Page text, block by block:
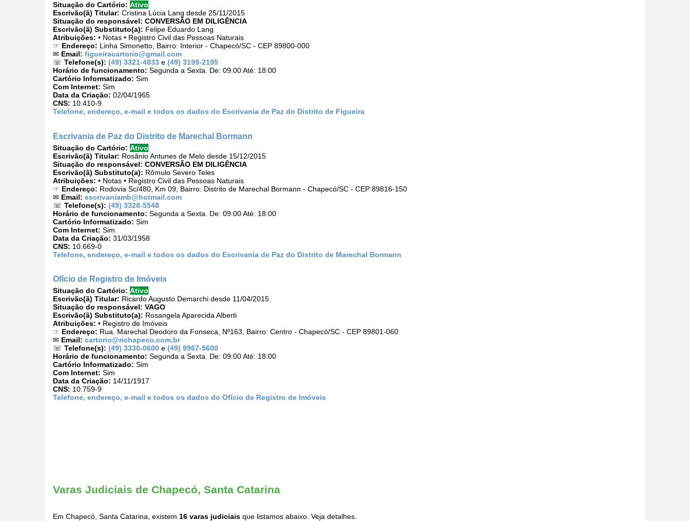
Situação do Cartório: Ativo
Escrivão(ã) Titular: Cristina Lúcia Lang desde 25/11/2015
Situação do responsável: CONVERSÃO EM DILIGÊNCIA
Escrivão(ã) Substituto(a): Felipe Eduardo Lang
Atribuições: • Notas • Registro Civil das Pessoas Naturais
☞ Endereço: Linha Simonetto, Bairro: Interior - Chapecó/SC - CEP 89800-000
✉ Email: figueiracartorio@gmail.com
☏ Telefone(s): (49) 3321-4833 e (49) 3199-2195
Horário de funcionamento: Segunda a Sexta. De: 09:00 Até: 18:00
Cartório Informatizado: Sim
Com Internet: Sim
Data da Criação: 02/04/1965
CNS: 10.410-9
Telefone, endereço, e-mail e todos os dados do Escrivania de Paz do Distrito de Figueira
Escrivania de Paz do Distrito de Marechal Bormann
Situação do Cartório: Ativo
Escrivão(ã) Titular: Rosânio Antunes de Melo desde 15/12/2015
Situação do responsável: CONVERSÃO EM DILIGÊNCIA
Escrivão(ã) Substituto(a): Rômulo Severo Teles
Atribuições: • Notas • Registro Civil das Pessoas Naturais
☞ Endereço: Rodovia Sc/480, Km 09, Bairro: Distrito de Marechal Bormann - Chapecó/SC - CEP 89816-150
✉ Email: escrivaniamb@hotmail.com
☏ Telefone(s): (49) 3328-5548
Horário de funcionamento: Segunda a Sexta. De: 09:00 Até: 18:00
Cartório Informatizado: Sim
Com Internet: Sim
Data da Criação: 31/03/1958
CNS: 10.669-0
Telefone, endereço, e-mail e todos os dados do Escrivania de Paz do Distrito de Marechal Bormann
Ofício de Registro de Imóveis
Situação do Cartório: Ativo
Escrivão(ã) Titular: Ricardo Augusto Demarchi desde 11/04/2015
Situação do responsável: VAGO
Escrivão(ã) Substituto(a): Rosangela Aparecida Alberti
Atribuições: • Registro de Imóveis
☞ Endereço: Rua. Marechal Deodoro da Fonseca, Nº163, Bairro: Centro - Chapecó/SC - CEP 89801-060
✉ Email: cartorio@richapeco.com.br
☏ Telefone(s): (49) 3330-0600 e (49) 9967-5600
Horário de funcionamento: Segunda a Sexta. De: 09:00 Até: 18:00
Cartório Informatizado: Sim
Com Internet: Sim
Data da Criação: 14/11/1917
CNS: 10.759-9
Telefone, endereço, e-mail e todos os dados do Ofício de Registro de Imóveis
Varas Judiciais de Chapecó, Santa Catarina
Em Chapecó, Santa Catarina, existem 16 varas judiciais que listamos abaixo. Veja detalhes.